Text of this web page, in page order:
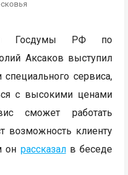
Госдумы РФ по
Аксаков выступил
сервиса,
с высокими ценами
сможет работать
возможность клиенту
он рассказалв беседе